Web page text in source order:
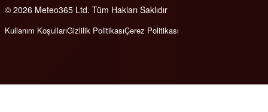
© 2026 Meteo365 Ltd. Tüm Hakları Saklıdır
Kullanım KoşullarıGizlilik PolitikasıÇerez Politikası